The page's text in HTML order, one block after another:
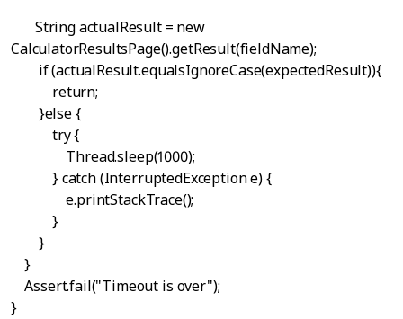
String actualResult = new
CalculatorResultsPage().getResult(fieldName);
if (actualResult.equalsIgnoreCase(expectedResult)){
return;
}else {
try {
Thread.sleep(1000);
} catch (InterruptedException e) {
e.printStackTrace();
}
}
}
Assert.fail("Timeout is over");
}